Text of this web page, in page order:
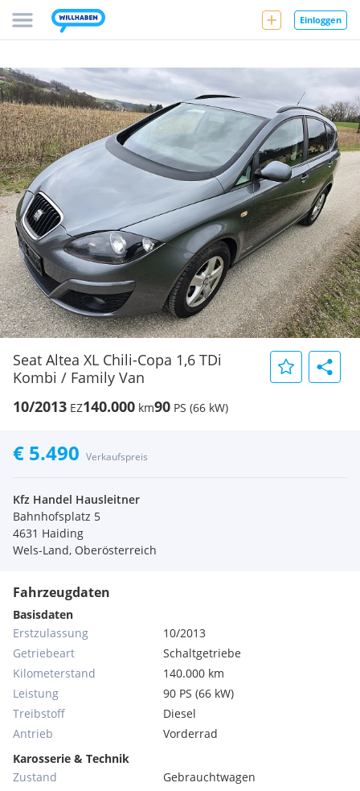
Einloggen
Seat Altea XL Chili-Copa 1,6 TDi
Kombi / Family Van
10/2013 EZ140.000 km90 PS (66 kW)
€ 5.490 Verkaufspreis
Kfz Handel Hausleitner
Bahnhofsplatz 5
4631 Haiding
Wels-Land, Oberösterreich
Fahrzeugdaten
Basisdaten
Erstzulassung
10/2013
Getriebeart
Schaltgetriebe
Kilometerstand
140.000 km
Leistung
90 PS (66 kW)
Treibstoff
Diesel
Antrieb
Vorderrad
Karosserie & Technik
Zustand
Gebrauchtwagen